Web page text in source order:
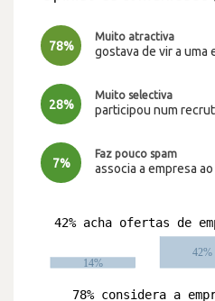
78%
Muito atractiva
gostava de vir a uma
28%
Muito selectiva
participou num
7%
Faz pouco spam
associa a empresa ao